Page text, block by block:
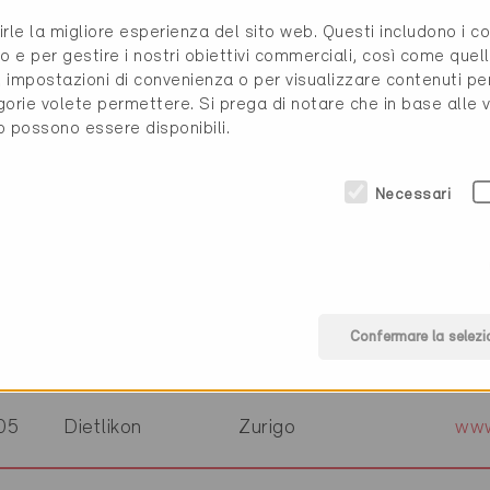
St.-Légier Vaud
Glashütten Argovia
Dietlikon Zurigo
la migliore esperienza del sito web. Questi includono i
e per gestire i nostri obiettivi commerciali, così come
di convenienza o per visualizzare contenuti
volete permettere. Si prega di notare che in base alle
essere disponibili.
Necessari
Confermare la